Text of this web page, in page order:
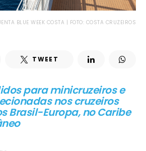
BLUE WEEK COSTA | FOTO: COSTA CRUZEIROS
TWEET
para minicruzeiros e
nos cruzeiros
Brasil-Europa, no Caribe